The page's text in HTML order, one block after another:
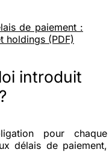
de paiement :
holdings (PDF)
introduit
pour chaque
délais de paiement,